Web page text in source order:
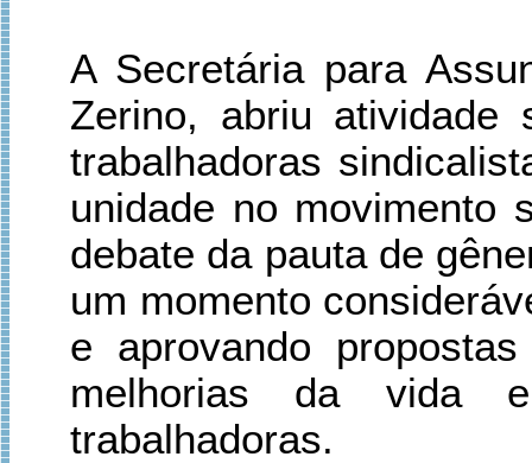
A Secretária para
Zerino, abriu atividade
trabalhadoras
unidade no movimento
debate da pauta de
um momento
e aprovando
melhorias da vida
trabalhadoras.